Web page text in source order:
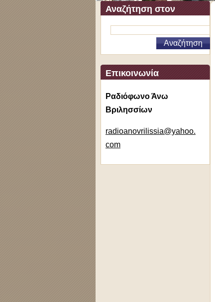
Αναζήτηση στον
ιστότοπο
Επικοινωνία
Ραδιόφωνο Άνω
Βριλησσίων
radioanovrilissia@yahoo.
com